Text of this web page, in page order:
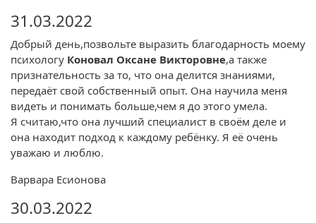
31.03.2022
Добрый день,позвольте выразить благодарность моему
психологу Коновал Оксане Викторовне,а также
признательность за то, что она делится знаниями,
передаёт свой собственный опыт. Она научила меня
видеть и понимать больше,чем я до этого умела.
Я считаю,что она лучший специалист в своём деле и
она находит подход к каждому ребёнку. Я её очень
уважаю и люблю.
Варвара Есионова
30.03.2022